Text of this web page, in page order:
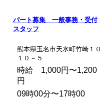
パート募集 一般事務・受付
スタッフ
熊本県玉名市天水町竹崎１０
１０－５
時給 1,000円〜1,200
円
09時00分〜17時00